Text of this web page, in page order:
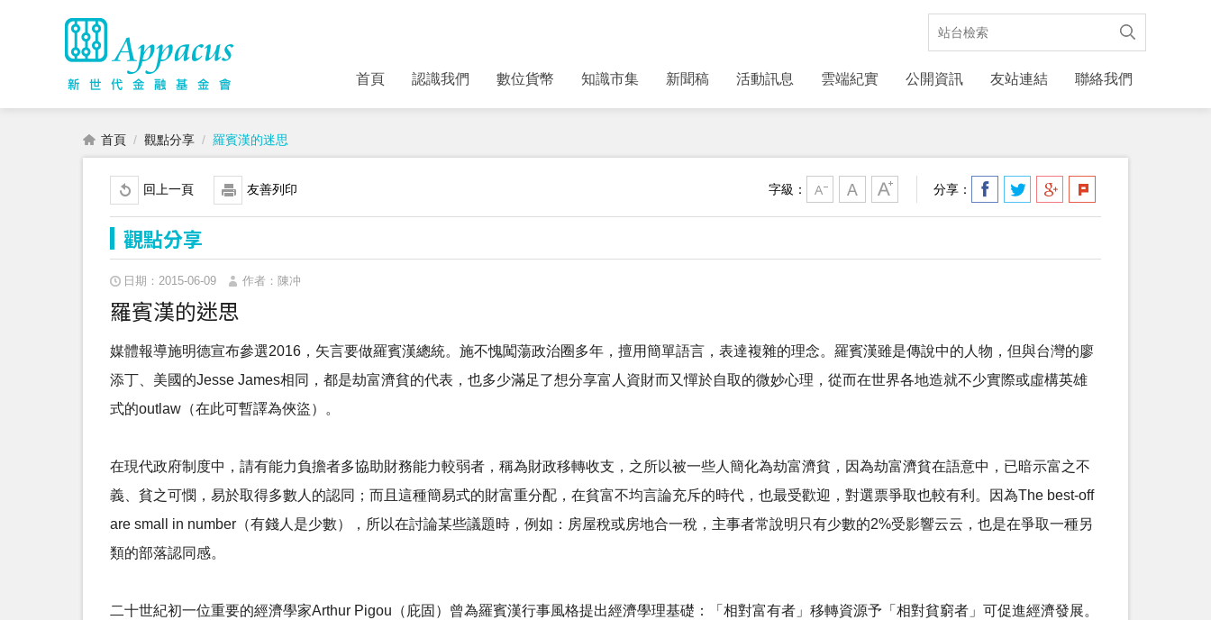
首頁 認識我們 數位貨幣 知識市集 新聞稿 活動訊息 雲端紀實 公開資訊 友站連結 聯絡我們
首頁 觀點分享 羅賓漢的迷思
回上一頁 友善列印 字級： 分享：
觀點分享
日期：2015-06-09 作者：陳冲
羅賓漢的迷思
媒體報導施明德宣布參選2016，矢言要做羅賓漢總統。施不愧闖蕩政治圈多年，擅用簡單語言，表達複雜的理念。羅賓漢雖是傳說中的人物，但與台灣的廖
添丁、美國的Jesse James相同，都是劫富濟貧的代表，也多少滿足了想分享富人資財而又憚於自取的微妙心理，從而在世界各地造就不少實際或虛構英雄
式的outlaw（在此可暫譯為俠盜）。
在現代政府制度中，請有能力負擔者多協助財務能力較弱者，稱為財政移轉收支，之所以被一些人簡化為劫富濟貧，因為劫富濟貧在語意中，已暗示富之不
義、貧之可憫，易於取得多數人的認同；而且這種簡易式的財富重分配，在貧富不均言論充斥的時代，也最受歡迎，對選票爭取也較有利。因為The best-off
are small in number（有錢人是少數），所以在討論某些議題時，例如：房屋稅或房地合一稅，主事者常說明只有少數的2%受影響云云，也是在爭取一種另
類的部落認同感。
二十世紀初一位重要的經濟學家Arthur Pigou（庇固）曾為羅賓漢行事風格提出經濟學理基礎：「相對富有者」移轉資源予「相對貧窮者」可促進經濟發展。